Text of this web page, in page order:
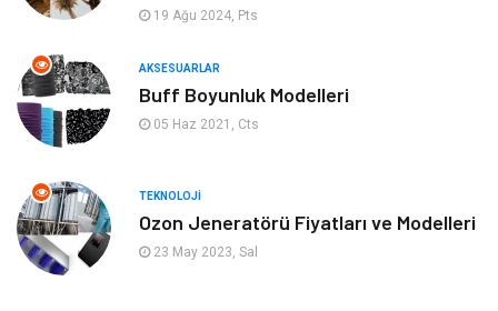
Aksesuarlar
Mobilya
Gayrimenkul
Ev İşleri
Astroloji
19 Ağu 2024, Pts
AKSESUARLAR
Buff Boyunluk Modelleri
05 Haz 2021, Cts
TEKNOLOJI
Ozon Jeneratörü Fiyatları ve Modelleri
23 May 2023, Sal